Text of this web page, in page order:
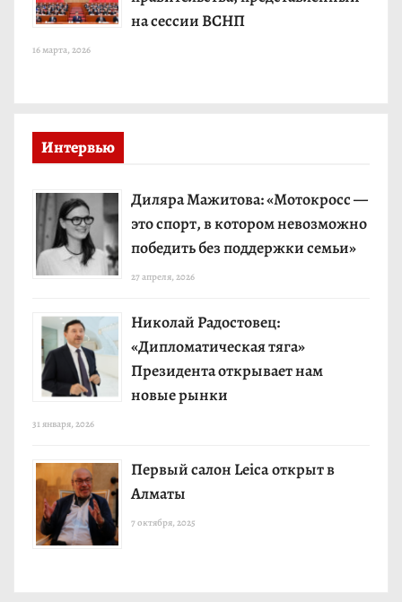
на сессии ВСНП
16 марта, 2026
Интервью
Диляра Мажитова: «Мотокросс —
это спорт, в котором невозможно
победить без поддержки семьи»
27 апреля, 2026
Николай Радостовец:
«Дипломатическая тяга»
Президента открывает нам
новые рынки
31 января, 2026
Первый салон Leica открыт в
Алматы
7 октября, 2025